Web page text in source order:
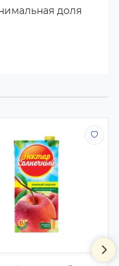
доля